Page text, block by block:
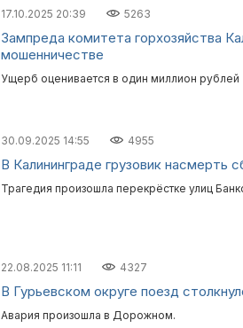
17.10.2025 20:39 5263
Зампреда комитета горхозяйства
мошенничестве
Ущерб оценивается в один миллион рублей
30.09.2025 14:55 4955
В Калининграде грузовик насмерть
Трагедия произошла перекрёстке улиц
22.08.2025 11:11 4327
В Гурьевском округе поезд
Авария произошла в Дорожном.